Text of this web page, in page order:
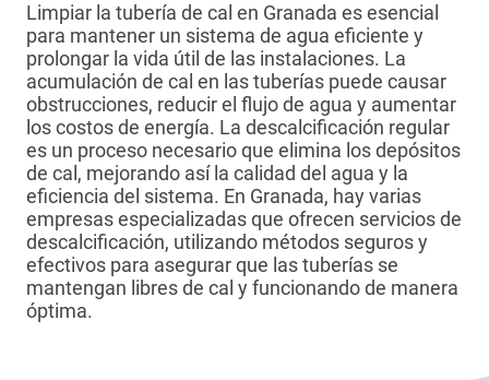
Limpiar la tubería de cal en Granada es esencial
para mantener un sistema de agua eficiente y
prolongar la vida útil de las instalaciones. La
acumulación de cal en las tuberías puede causar
obstrucciones, reducir el flujo de agua y aumentar
los costos de energía. La descalcificación regular
es un proceso necesario que elimina los depósitos
de cal, mejorando así la calidad del agua y la
eficiencia del sistema. En Granada, hay varias
empresas especializadas que ofrecen servicios de
descalcificación, utilizando métodos seguros y
efectivos para asegurar que las tuberías se
mantengan libres de cal y funcionando de manera
óptima.